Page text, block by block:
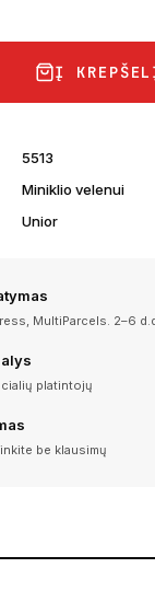
Į
5513
Miniklio velenui
Unior
MultiParcels. 2–6
platintojų
be klausimų